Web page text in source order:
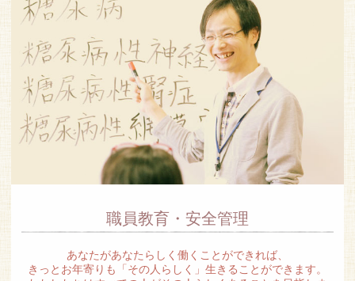
職員教育・安全管理
あなたがあなたらしく働くことができれば、
きっとお年寄りも「その人らしく」生きることができます。